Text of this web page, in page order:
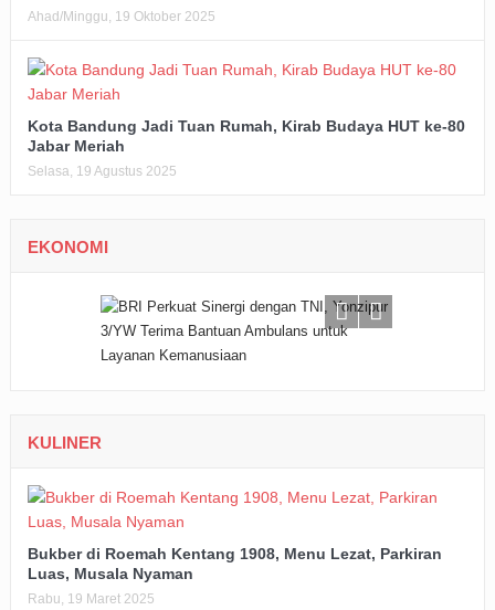
Ahad/Minggu, 19 Oktober 2025
Kota Bandung Jadi Tuan Rumah, Kirab Budaya HUT ke-80
Jabar Meriah
Selasa, 19 Agustus 2025
EKONOMI
KULINER
Bukber di Roemah Kentang 1908, Menu Lezat, Parkiran
Luas, Musala Nyaman
Rabu, 19 Maret 2025